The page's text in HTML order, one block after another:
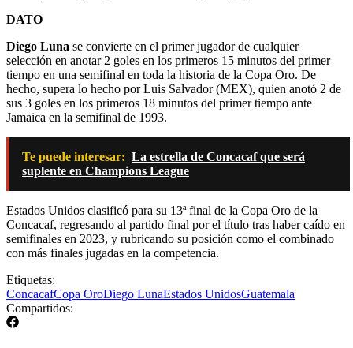
DATO
Diego Luna se convierte en el primer jugador de cualquier
selección en anotar 2 goles en los primeros 15 minutos del primer
tiempo en una semifinal en toda la historia de la Copa Oro. De
hecho, supera lo hecho por Luis Salvador (MEX), quien anotó 2 de
sus 3 goles en los primeros 18 minutos del primer tiempo ante
Jamaica en la semifinal de 1993.
Te puede interesar: La estrella de Concacaf que será
suplente en Champions League
Estados Unidos clasificó para su 13ª final de la Copa Oro de la
Concacaf, regresando al partido final por el título tras haber caído en
semifinales en 2023, y rubricando su posición como el combinado
con más finales jugadas en la competencia.
Etiquetas:
ConcacafCopa OroDiego LunaEstados UnidosGuatemala
Compartidos: